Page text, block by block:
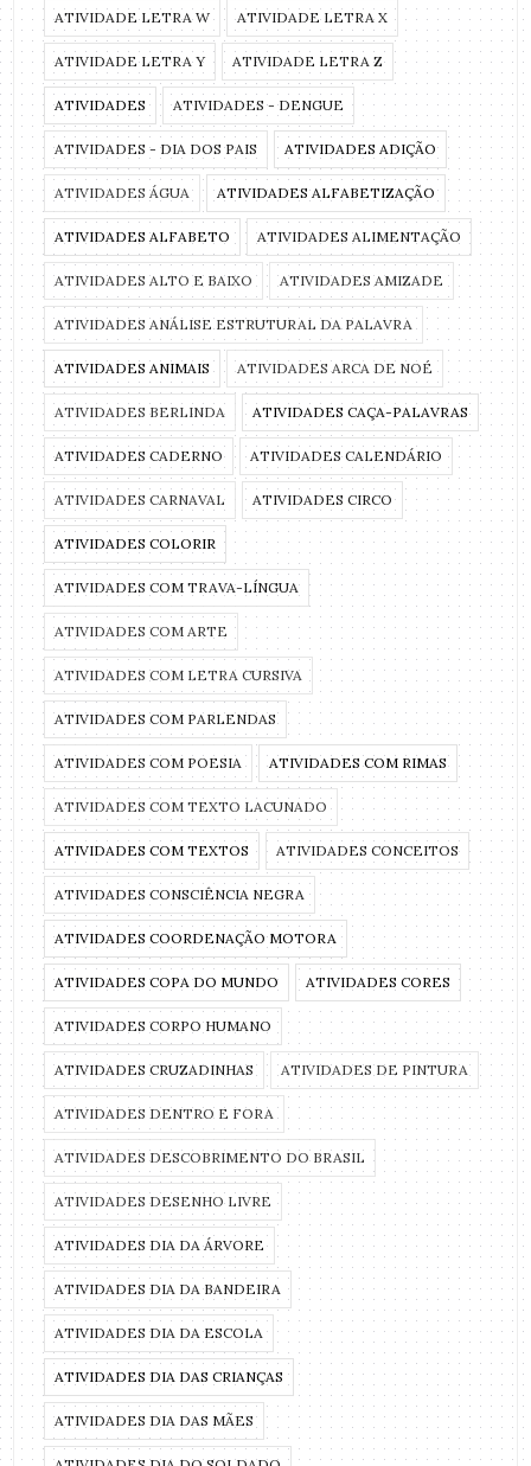
ATIVIDADE LETRA W ATIVIDADE LETRA X
ATIVIDADE LETRA Y ATIVIDADE LETRA Z
ATIVIDADES ATIVIDADES - DENGUE
ATIVIDADES - DIA DOS PAIS ATIVIDADES ADIÇÃO
ATIVIDADES ÁGUA ATIVIDADES ALFABETIZAÇÃO
ATIVIDADES ALFABETO ATIVIDADES ALIMENTAÇÃO
ATIVIDADES ALTO E BAIXO ATIVIDADES AMIZADE
ATIVIDADES ANÁLISE ESTRUTURAL DA PALAVRA
ATIVIDADES ANIMAIS ATIVIDADES ARCA DE NOÉ
ATIVIDADES BERLINDA ATIVIDADES CAÇA-PALAVRAS
ATIVIDADES CADERNO ATIVIDADES CALENDÁRIO
ATIVIDADES CARNAVAL ATIVIDADES CIRCO
ATIVIDADES COLORIR
ATIVIDADES COM TRAVA-LÍNGUA
ATIVIDADES COM ARTE
ATIVIDADES COM LETRA CURSIVA
ATIVIDADES COM PARLENDAS
ATIVIDADES COM POESIA ATIVIDADES COM RIMAS
ATIVIDADES COM TEXTO LACUNADO
ATIVIDADES COM TEXTOS ATIVIDADES CONCEITOS
ATIVIDADES CONSCIÊNCIA NEGRA
ATIVIDADES COORDENAÇÃO MOTORA
ATIVIDADES COPA DO MUNDO ATIVIDADES CORES
ATIVIDADES CORPO HUMANO
ATIVIDADES CRUZADINHAS ATIVIDADES DE PINTURA
ATIVIDADES DENTRO E FORA
ATIVIDADES DESCOBRIMENTO DO BRASIL
ATIVIDADES DESENHO LIVRE
ATIVIDADES DIA DA ÁRVORE
ATIVIDADES DIA DA BANDEIRA
ATIVIDADES DIA DA ESCOLA
ATIVIDADES DIA DAS CRIANÇAS
ATIVIDADES DIA DAS MÃES